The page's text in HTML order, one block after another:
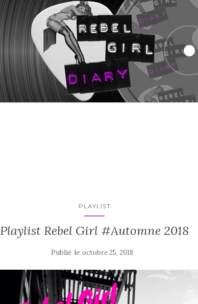
PLAYLIST
Playlist Rebel Girl #Automne 2018
Publié le octobre 25, 2018